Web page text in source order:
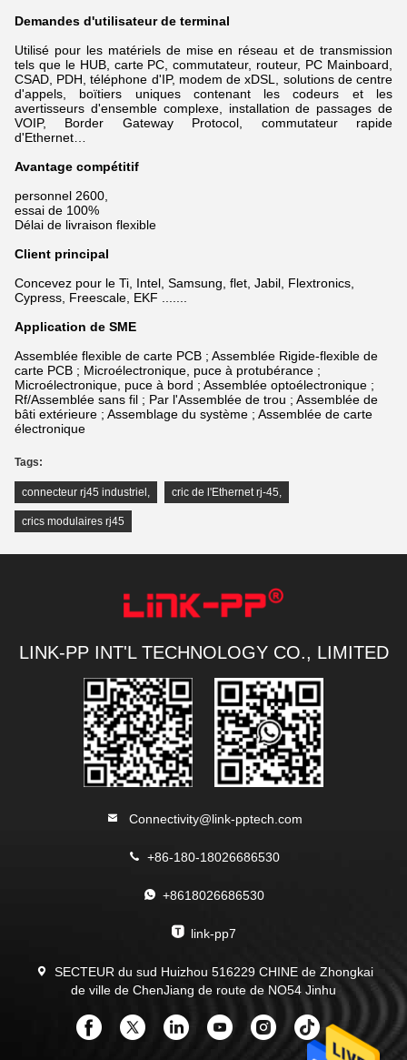
Demandes d'utilisateur de terminal
Utilisé pour les matériels de mise en réseau et de transmission
tels que le HUB, carte PC, commutateur, routeur, PC Mainboard,
CSAD, PDH, téléphone d'IP, modem de xDSL,
solutions de centre
d'appels, boïtiers uniques contenant les codeurs et les
avertisseurs d'ensemble complexe, installation de passages de
VOIP, Border Gateway Protocol, commutateur rapide
d'Ethernet…
Avantage compétitif
personnel 2600,
essai de 100%
Délai de livraison flexible
Client principal
Concevez pour le Ti, Intel, Samsung, flet, Jabil, Flextronics,
Cypress, Freescale, EKF .......
Application de SME
Assemblée flexible de carte PCB ; Assemblée Rigide-flexible de
carte PCB ; Microélectronique, puce à protubérance ;
Microélectronique, puce à bord ; Assemblée optoélectronique ;
Rf/Assemblée sans fil ; Par l'Assemblée de trou ; Assemblée de
bâti extérieure ; Assemblage du système ; Assemblée de carte
électronique
Tags:
connecteur rj45 industriel , cric de l'Ethernet rj-45,
crics modulaires rj45
LINK-PP INT'L TECHNOLOGY CO., LIMITED
Connectivity@link-pptech.com
+86-180-18026686530
+8618026686530
link-pp7
SECTEUR du sud Huizhou 516229 CHINE de Zhongkai
de ville de ChenJiang de route de NO54 Jinhu